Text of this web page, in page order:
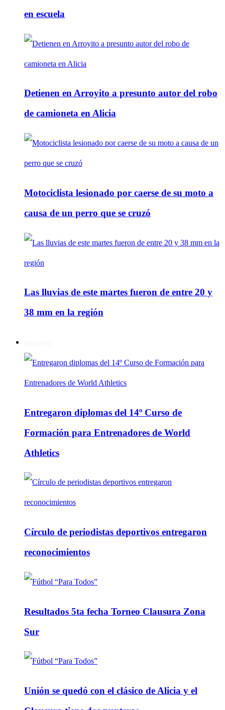
en escuela
Detienen en Arroyito a presunto autor del robo
de camioneta en Alicia
Motociclista lesionado por caerse de su moto a
causa de un perro que se cruzó
Las lluvias de este martes fueron de entre 20 y
38 mm en la región
Entregaron diplomas del 14º Curso de
Formación para Entrenadores de World
Athletics
Círculo de periodistas deportivos entregaron
reconocimientos
Resultados 5ta fecha Torneo Clausura Zona
Sur
Unión se quedó con el clásico de Alicia y el